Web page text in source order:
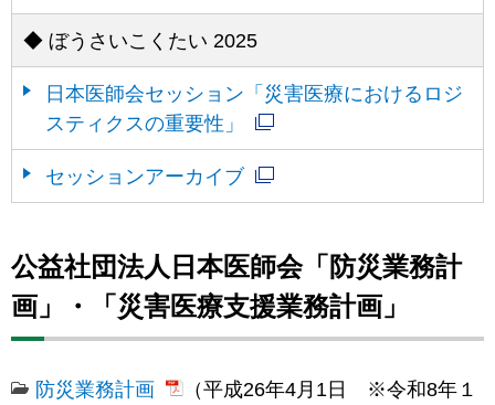
◆ ぼうさいこくたい 2025
日本医師会セッション「災害医療におけるロジ
スティクスの重要性」
セッションアーカイブ
公益社団法人日本医師会「防災業務計
画」・「災害医療支援業務計画」
防災業務計画
（平成26年4月1日 ※令和8年１